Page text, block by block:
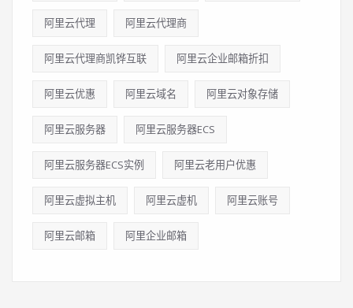
阿里云代理 阿里云代理商
阿里云代理商凯铧互联 阿里云企业邮箱折扣
阿里云优惠 阿里云域名 阿里云对象存储
阿里云服务器 阿里云服务器ECS
阿里云服务器ECS实例 阿里云老用户优惠
阿里云虚拟主机 阿里云虚机 阿里云账号
阿里云邮箱 阿里企业邮箱